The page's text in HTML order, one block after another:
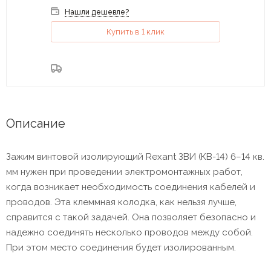
Нашли дешевле?
Купить в 1 клик
Описание
Зажим винтовой изолирующий Rexant ЗВИ (КВ-14) 6–14 кв.
мм нужен при проведении электромонтажных работ,
когда возникает необходимость соединения кабелей и
проводов. Эта клеммная колодка, как нельзя лучше,
справится с такой задачей. Она позволяет безопасно и
надежно соединять несколько проводов между собой.
При этом место соединения будет изолированным.